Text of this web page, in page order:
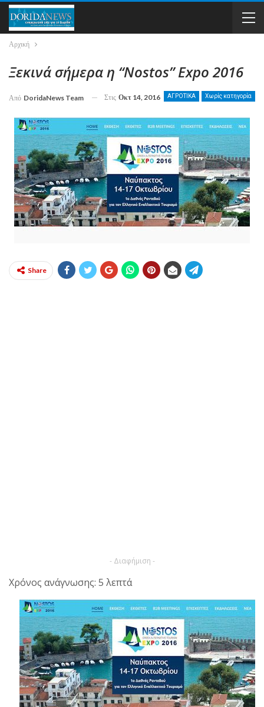
Αρχική
Ξεκινά σήμερα η “Nostos” Expo 2016
ΑΓΡΟΤΙΚΑ Χωρίς κατηγορία
Από DoridaNews Team Στις Οκτ 14, 2016
Share
- Διαφήμιση -
Χρόνος ανάγνωσης: 5 λεπτά